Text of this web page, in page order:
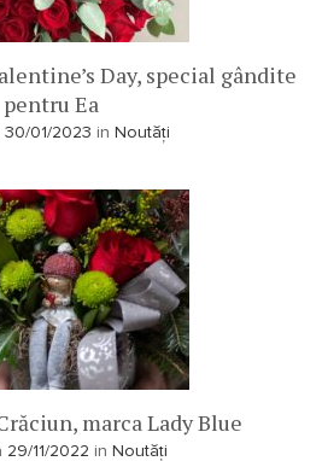
Day, special gândite
pentru Ea
30/01/2023 in Noutăți
marca Lady Blue
29/11/2022 in Noutăți